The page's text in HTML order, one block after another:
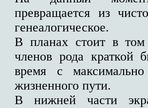
превращается из
генеалогическое.
В планах стоит в
членов рода краткой
время с
жизненного пути.
В нижней части